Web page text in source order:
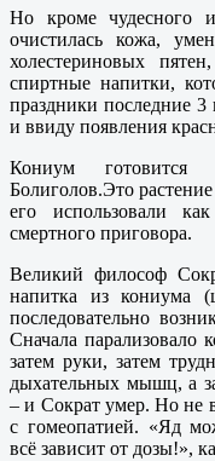
Но кроме чудесного
очистилась кожа,
холестериновых
спиртные напитки,
праздники последние 3
и ввиду появления
Кониум готовится
Болиголов.Это
его использовали
смертного приговора.
Великий философ
напитка из кониума
последовательно
Сначала парализовало
затем руки, затем
дыхательных мышц, а
– и Сократ умер. Но не
с гомеопатией. «Яд
всё зависит от дозы!»,